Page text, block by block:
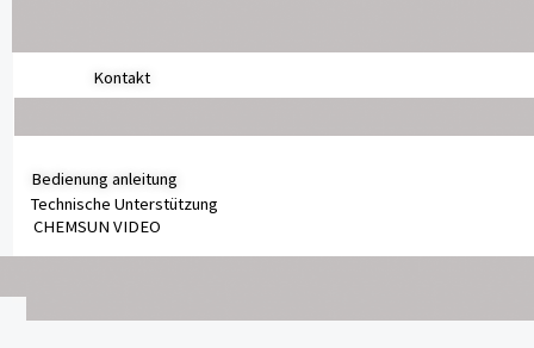
Copyright © 2024 Chemsun Europe GmbH
Kontakt
Bedienung anleitung
Technische Unterstützung
CHEMSUN VIDEO